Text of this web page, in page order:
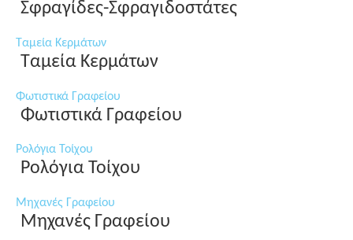
Σφραγίδες-Σφραγιδοστάτες
Ταμεία Κερμάτων
Ταμεία Κερμάτων
Φωτιστικά Γραφείου
Φωτιστικά Γραφείου
Ρολόγια Τοίχου
Ρολόγια Τοίχου
Μηχανές Γραφείου
Μηχανές Γραφείου